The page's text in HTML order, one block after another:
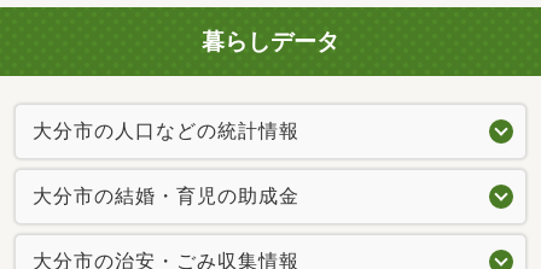
暮らしデータ
大分市の人口などの統計情報
大分市の結婚・育児の助成金
大分市の治安・ごみ収集情報